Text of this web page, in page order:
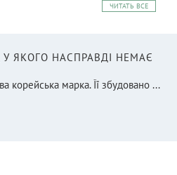
ЧИТАТЬ ВСЕ
У ЯКОГО НАСПРАВДІ НЕМАЄ
корейська марка. Її збудовано ...